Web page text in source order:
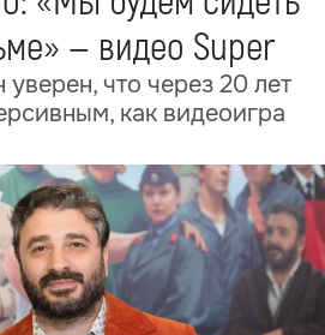
— видео Super
что через 20 лет
как видеоигра